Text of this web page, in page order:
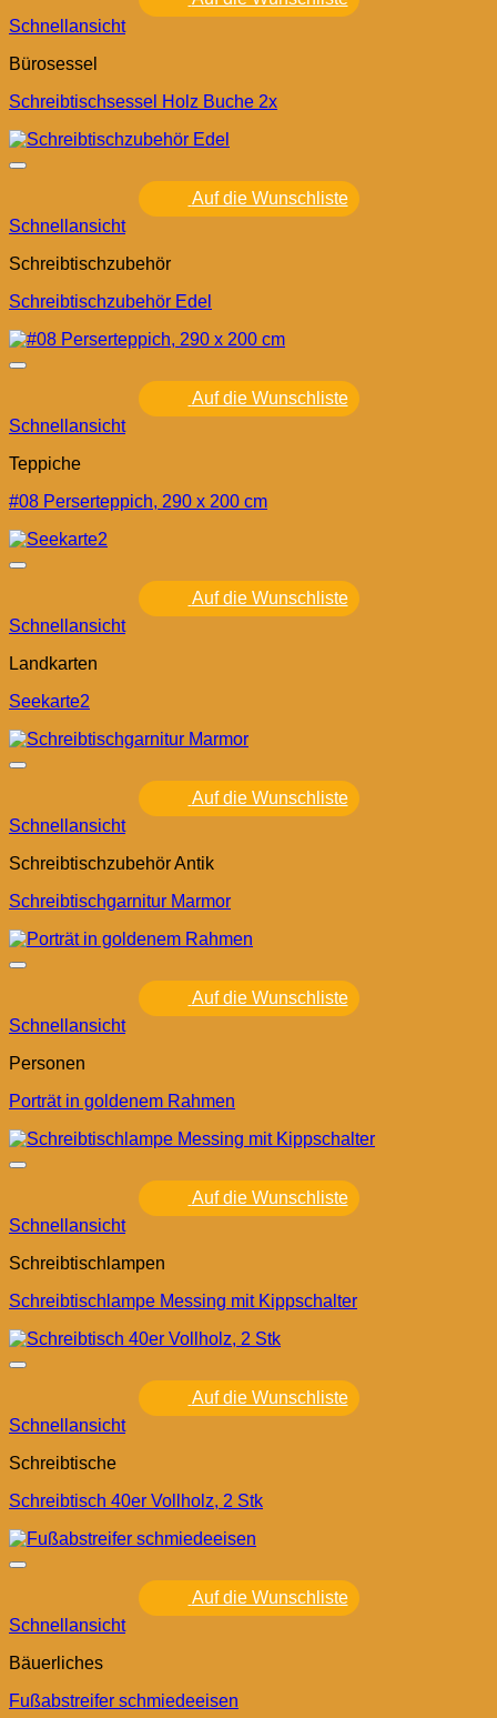
Schnellansicht
Bürosessel
Schreibtischsessel Holz Buche 2x
Auf die Wunschliste
Schnellansicht
Schreibtischzubehör
Schreibtischzubehör Edel
Auf die Wunschliste
Schnellansicht
Teppiche
#08 Perserteppich, 290 x 200 cm
Auf die Wunschliste
Schnellansicht
Landkarten
Seekarte2
Auf die Wunschliste
Schnellansicht
Schreibtischzubehör Antik
Schreibtischgarnitur Marmor
Auf die Wunschliste
Schnellansicht
Personen
Porträt in goldenem Rahmen
Auf die Wunschliste
Schnellansicht
Schreibtischlampen
Schreibtischlampe Messing mit Kippschalter
Auf die Wunschliste
Schnellansicht
Schreibtische
Schreibtisch 40er Vollholz, 2 Stk
Auf die Wunschliste
Schnellansicht
Bäuerliches
Fußabstreifer schmiedeeisen